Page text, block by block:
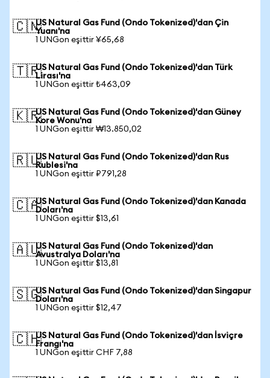
🇨🇳US Natural Gas Fund (Ondo Tokenized)'dan Çin
Yuanı'na
1 UNGon eşittir ¥65,68
🇹🇷US Natural Gas Fund (Ondo Tokenized)'dan Türk
Lirası'na
1 UNGon eşittir ₺463,09
🇰🇷US Natural Gas Fund (Ondo Tokenized)'dan Güney
Kore Wonu'na
1 UNGon eşittir ₩13.850,02
🇷🇺US Natural Gas Fund (Ondo Tokenized)'dan Rus
Rublesi'na
1 UNGon eşittir ₽791,28
🇨🇦US Natural Gas Fund (Ondo Tokenized)'dan Kanada
Doları'na
1 UNGon eşittir $13,61
🇦🇺US Natural Gas Fund (Ondo Tokenized)'dan
Avustralya Doları'na
1 UNGon eşittir $13,81
🇸🇬US Natural Gas Fund (Ondo Tokenized)'dan Singapur
Doları'na
1 UNGon eşittir $12,47
🇨🇭US Natural Gas Fund (Ondo Tokenized)'dan İsviçre
Frangı'na
1 UNGon eşittir CHF 7,88